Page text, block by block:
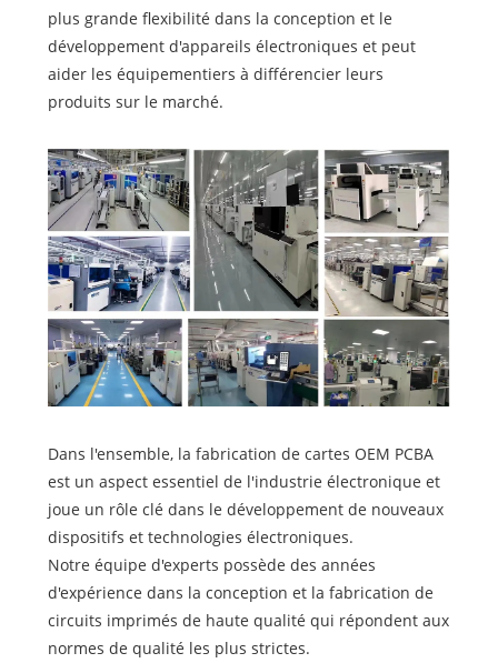
plus grande flexibilité dans la conception et le
développement d'appareils électroniques et peut
aider les équipementiers à différencier leurs
produits sur le marché.
Dans l'ensemble, la fabrication de cartes OEM PCBA
est un aspect essentiel de l'industrie électronique et
joue un rôle clé dans le développement de nouveaux
dispositifs et technologies électroniques.
Notre équipe d'experts possède des années
d'expérience dans la conception et la fabrication de
circuits imprimés de haute qualité qui répondent aux
normes de qualité les plus strictes.